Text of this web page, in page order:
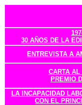
30 AÑOS DE LA
ENTREVISTA A
CARTA AL
PREMIO
LA INCAPACIDAD
CON EL